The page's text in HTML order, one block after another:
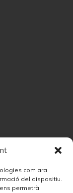
com ara
del dispositiu.
permetrà